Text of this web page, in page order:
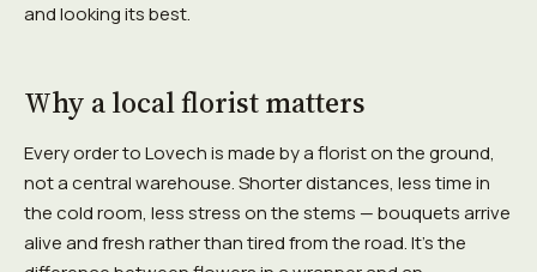
and looking its best.
Why a local florist matters
Every order to Lovech is made by a florist on the ground,
not a central warehouse. Shorter distances, less time in
the cold room, less stress on the stems — bouquets arrive
alive and fresh rather than tired from the road. It's the